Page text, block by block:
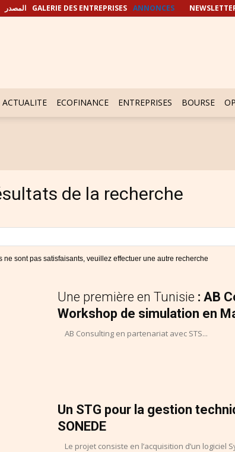
المصدر GALERIE DES ENTREPRISES ANNONCES
ACTUALITE ECOFINANCE ENTREPRISES BOURSE
de la recherche
ne sont pas satisfaisants, veuillez effectuer une autre recherche
Une première en Tunisie : AB
Workshop de simulation en
AB Consulting en partenariat avec STS...
Un STG pour la gestion
SONEDE
Le projet consiste en l’acquisition d’un logiciel